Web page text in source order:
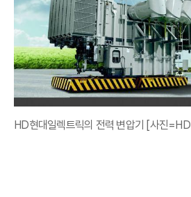
HD현대일렉트릭의 전력 변압기 [사진